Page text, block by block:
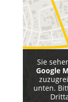
Sie
Google
unten.